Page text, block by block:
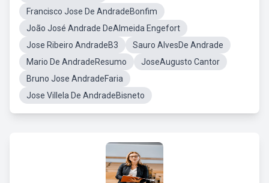
Francisco Jose De AndradeBonfim
João José Andrade DeAlmeida Engefort
Jose Ribeiro AndradeB3
Sauro AlvesDe Andrade
Mario De AndradeResumo
JoseAugusto Cantor
Bruno Jose AndradeFaria
Jose Villela De AndradeBisneto